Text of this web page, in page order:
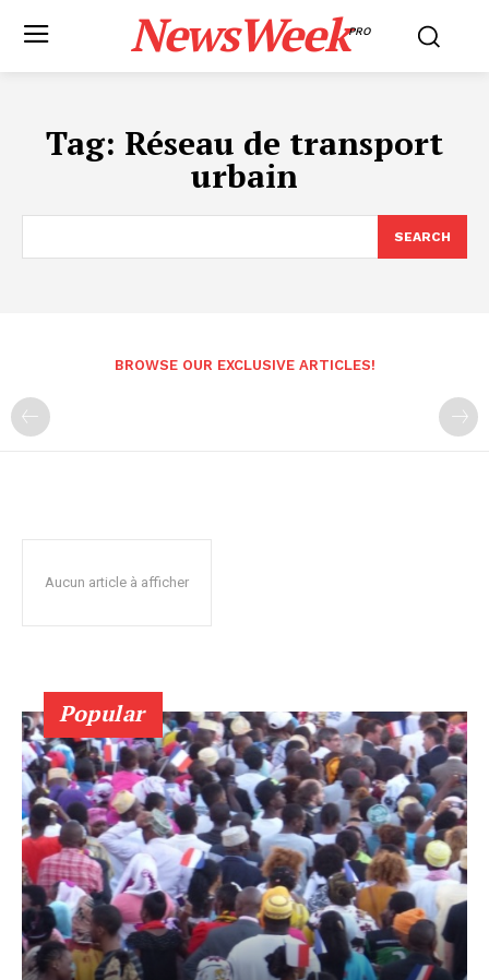
NewsWeekPRO
Tag: Réseau de transport
urbain
SEARCH
BROWSE OUR EXCLUSIVE ARTICLES!
Aucun article à afficher
Popular